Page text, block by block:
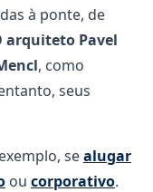
à ponte, de
arquiteto Pavel
, como
seus
sealugar
ou corporativo.